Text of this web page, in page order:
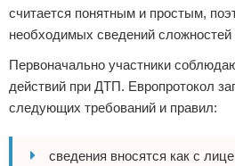
считается понятным и простым,
необходимых сведений сложностей
Первоначально участники
действий при ДТП. Европротокол
следующих требований и правил:
сведения вносятся как с